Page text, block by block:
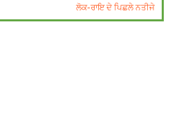
ਲੋਕ-ਰਾਇ ਦੇ ਪਿਛਲੇ ਨਤੀਜੇ